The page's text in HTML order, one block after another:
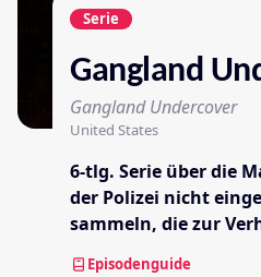
Serie
Gangland
Gangland Undercover
United States
6-tlg. Serie über die
der Polizei nicht
sammeln, die zur
Episodenguide